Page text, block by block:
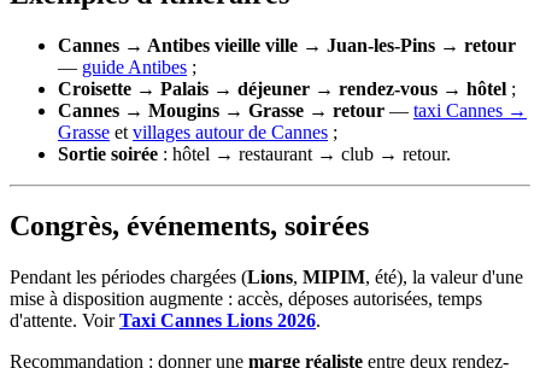
Cannes → Antibes vieille ville → Juan-les-Pins → retour
— guide Antibes ;
Croisette → Palais → déjeuner → rendez-vous → hôtel ;
Cannes → Mougins → Grasse → retour — taxi Cannes →
Grasse et villages autour de Cannes ;
Sortie soirée : hôtel → restaurant → club → retour.
Congrès, événements, soirées
Pendant les périodes chargées (Lions, MIPIM, été), la valeur d'une
mise à disposition augmente : accès, déposes autorisées, temps
d'attente. VoirTaxi Cannes Lions 2026.
Recommandation : donner une marge réaliste entre deux rendez-